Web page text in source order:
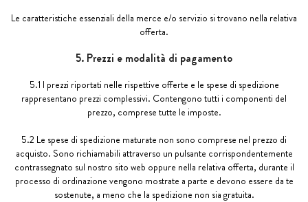
Le caratteristiche essenziali della merce e/o servizio si trovano nella relativa
offerta.
5. Prezzi e modalità di pagamento
5.1 I prezzi riportati nelle rispettive offerte e le spese di spedizione
rappresentano prezzi complessivi. Contengono tutti i componenti del
prezzo, comprese tutte le imposte.
5.2 Le spese di spedizione maturate non sono comprese nel prezzo di
acquisto. Sono richiamabili attraverso un pulsante corrispondentemente
contrassegnato sul nostro sito web oppure nella relativa offerta, durante il
processo di ordinazione vengono mostrate a parte e devono essere da te
sostenute, a meno che la spedizione non sia gratuita.